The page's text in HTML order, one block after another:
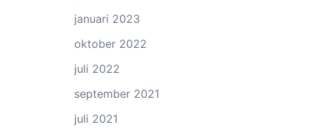
januari 2023
oktober 2022
juli 2022
september 2021
juli 2021